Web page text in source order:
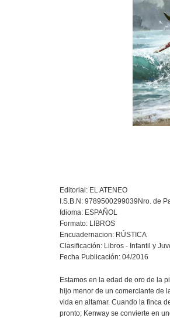
Editorial: EL ATENEO
I.S.B.N: 9789500299039Nro. de
Idioma: ESPAÑOL
Formato: LIBROS
Encuadernacion: RÚSTICA
Clasificación: Libros - Infantil y
Fecha Publicación: 04/2016
Estamos en la edad de oro de la
hijo menor de un comerciante de
vida en altamar. Cuando la finca
pronto; Kenway se convierte en